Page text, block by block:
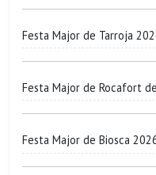
Festa Major de Tarroja
Festa Major de Rocafort
Festa Major de Biosca